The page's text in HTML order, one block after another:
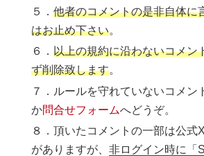
５．他者のコメントの是非自体に
はお止め下さい。
６．以上の規約に沿わないコメン
ず削除致します。
７．ルールを守れていないコメン
か問合せフォームへどうぞ。
８．頂いたコメントの一部は公式
がありますが、非ログイン時に「